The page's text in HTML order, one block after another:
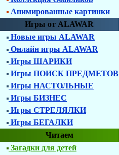
Анимированные картинки
Игры от ALAWAR
Новые игры ALAWAR
Онлайн игры ALAWAR
Игры ШАРИКИ
Игры ПОИСК ПРЕДМЕТОВ
Игры НАСТОЛЬНЫЕ
Игры БИЗНЕС
Игры СТРЕЛЯЛКИ
Игры БЕГАЛКИ
Читаем
Загадки для детей